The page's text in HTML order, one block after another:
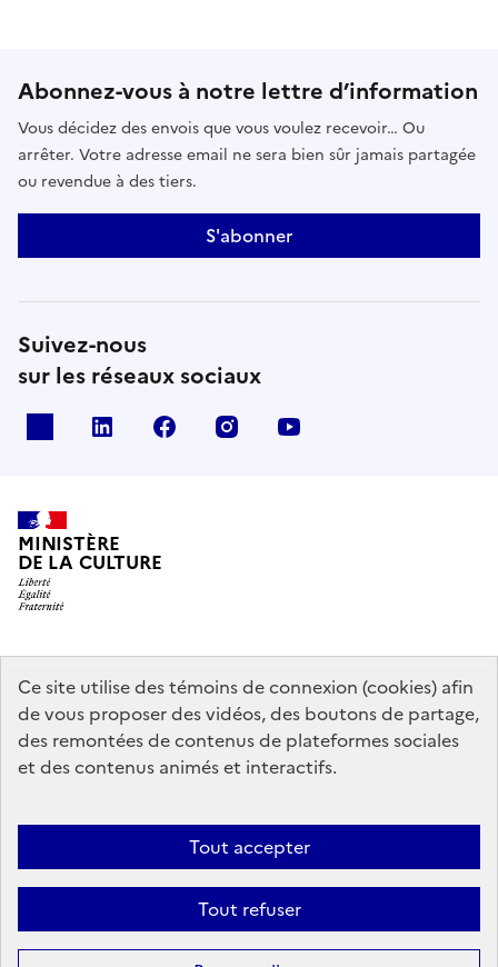
Ce site utilise des témoins de connexion (cookies) afin
de vous proposer des vidéos, des boutons de partage,
des remontées de contenus de plateformes sociales
et des contenus animés et interactifs.
Tout accepter
Tout refuser
Abonnez-vous à notre lettre d’information
Vous décidez des envois que vous voulez recevoir… Ou
arrêter. Votre adresse email ne sera bien sûr jamais partagée
ou revendue à des tiers.
S'abonner
Suivez-nous
sur les réseaux sociaux
linkedin facebook instagram
MINISTÈRE
DE LA CULTURE
data.gouv.fr legifrance.gouv.fr
info.gouv.fr
service-public.gouv.fr
Mentions légales Accessibilité : partiellement conforme
Politique
d’utilisation des témoins de connexion (cookies)
Plan du site
Sauf mention contraire, tous les contenus de ce site sont sous